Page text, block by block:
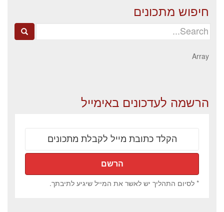
חיפוש מתכונים
Search
Array
הרשמה לעדכונים באימייל
* לסיום התהליך יש לאשר את המייל שיגיע לתיבתך.